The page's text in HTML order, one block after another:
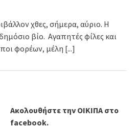
χθες, σήμερα, αύριο. Η
βίο. Αγαπητές φίλες και
φορέων, μέλη [...]
Ακολουθήστε την ΟΙΚΙΠΑ στο
facebook.